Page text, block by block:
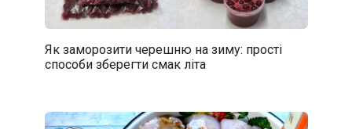
Як заморозити черешню на зиму: прості
способи зберегти смак літа